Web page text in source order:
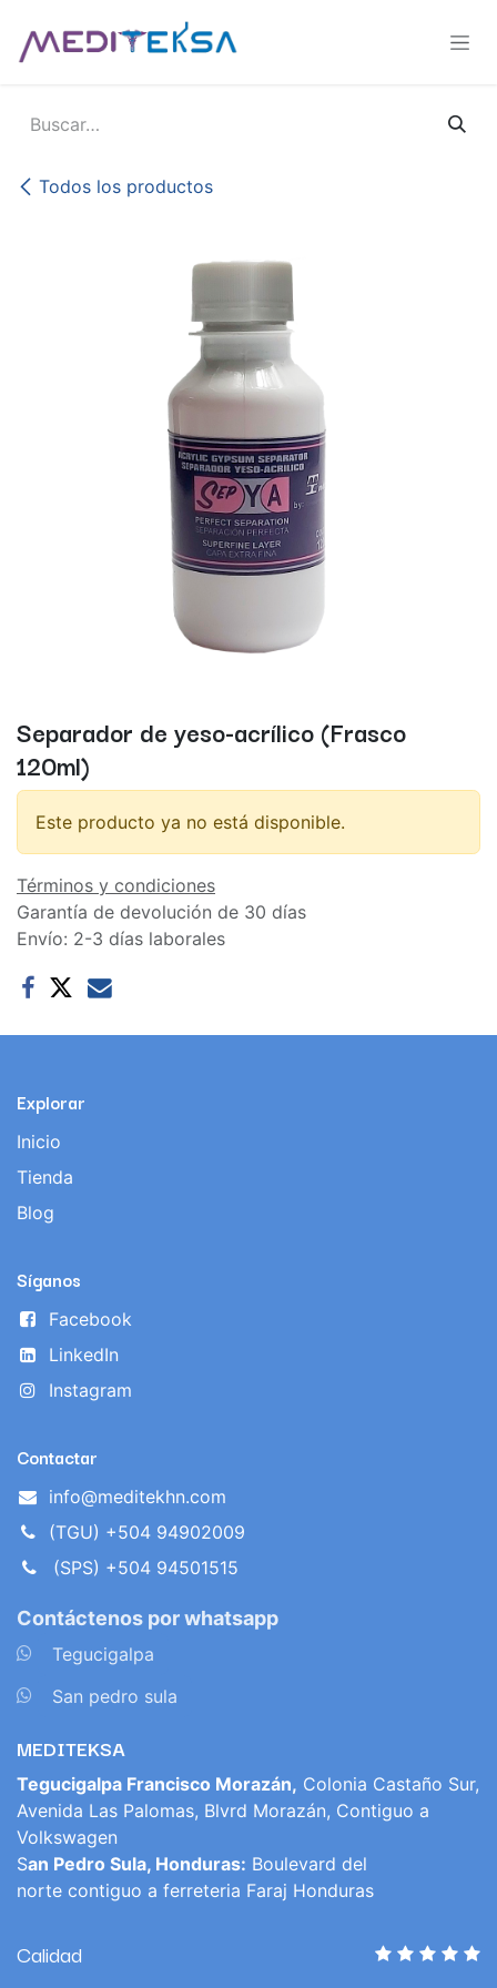
Todos los productos
Separador de yeso-acrílico (Frasco
120ml)
Este producto ya no está disponible.
Términos y condiciones
Garantía de devolución de 30 días
Envío: 2-3 días laborales
Explorar
Inicio
Tienda
Blog
Síganos
Facebook
LinkedIn
Instagram
Contactar
info@meditekhn.com
(TGU) +504 94902009
(SPS) +504 94501515
Contáctenos por whatsapp
Tegucigalpa
San pedro sula
MEDITEKSA
Tegucigalpa Francisco Morazán, Colonia Castaño Sur,
Avenida Las Palomas, Blvrd Morazán, Contiguo a
Volkswagen
San Pedro Sula, Honduras: Boulevard del
norte contiguo a ferreteria Faraj Honduras
Calidad